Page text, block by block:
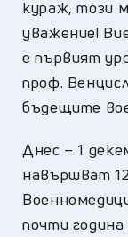
кураж, този
уважение!
е първият
проф.
бъдещите
Днес – 1
навършват
почти